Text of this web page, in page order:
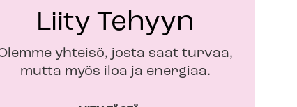
Liity Tehyyn
yhteisö, josta saat turvaa,
mutta myös iloa ja energiaa.